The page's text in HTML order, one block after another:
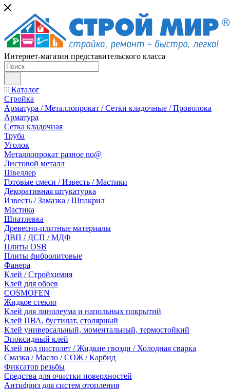
Интернет-магазин представительского класса
Каталог
Стройка
Арматура / Металлопрокат / Сетки кладочные / Проволока
Арматура
Сетка кладочная
Труба
Уголок
Металлопрокат разное no@
Листовой металл
Швеллер
Готовые смеси / Известь / Мастики
Декоративная штукатурка
Известь / Замазка / Шпакрил
Мастика
Шпатлевка
Древесно-плитные материалы
ДВП / ДСП / МДФ
Плиты OSB
Плиты фибролитовые
Фанера
Клей / Стройхимия
Клей для обоев
COSMOFEN
Жидкое стекло
Клей для линолеума и напольных покрытий
Клей ПВА, бустилат, столярный
Клей универсальный, моментальный, термостойкий
Эпоксидный клей
Клей под пистолет / Жидкие гвозди / Холодная сварка
Смазка / Масло / СОЖ / Карбид
Фиксатор резьбы
Средства для очистки поверхностей
Антифриз для систем отопления